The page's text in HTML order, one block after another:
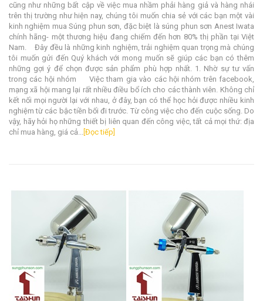
cũng như những bất cập về việc mua nhầm phải hàng giả và hàng nhái
trên thị trường như hiện nay, chúng tôi muốn chia sẻ với các bạn một vài
kinh nghiệm mua Súng phun sơn, đặc biệt là súng phun sơn Anest Iwata
chính hãng- một thương hiệu đang chiếm đến hơn 80% thị phần tại Việt
Nam. Đây đều là những kinh nghiệm, trải nghiệm quan trọng mà chúng
tôi muốn gửi đến Quý khách với mong muốn sẽ giúp các bạn có thêm
những gợi ý để chọn được sản phẩm phù hợp nhất. 1. Nhờ sự tư vấn
trong các hội nhóm Việc tham gia vào các hội nhóm trên facebook,
mạng xã hội mang lại rất nhiều điều bổ ích cho các thành viên. Không chỉ
kết nối mọi người lại với nhau, ở đây, bạn có thể học hỏi được nhiều kinh
nghiệm từ các bậc tiền bối đi trước. Từ công việc cho đến cuộc sống. Do
vậy, hãy hỏi họ những thiết bị liên quan đến công việc, tất cả mọi thứ: địa
chỉ mua hàng, giá cả... [Đọc tiếp]